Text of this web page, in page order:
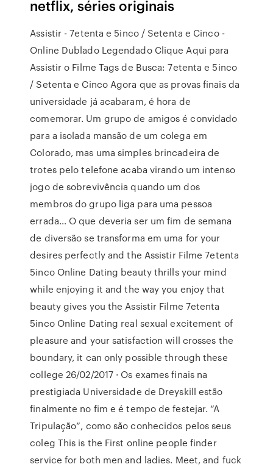
netflix, séries originais
Assistir - 7etenta e 5inco / Setenta e Cinco -
Online Dublado Legendado Clique Aqui para
Assistir o Filme Tags de Busca: 7etenta e 5inco
/ Setenta e Cinco Agora que as provas finais da
universidade já acabaram, é hora de
comemorar. Um grupo de amigos é convidado
para a isolada mansão de um colega em
Colorado, mas uma simples brincadeira de
trotes pelo telefone acaba virando um intenso
jogo de sobrevivência quando um dos
membros do grupo liga para uma pessoa
errada… O que deveria ser um fim de semana
de diversão se transforma em uma for your
desires perfectly and the Assistir Filme 7etenta
5inco Online Dating beauty thrills your mind
while enjoying it and the way you enjoy that
beauty gives you the Assistir Filme 7etenta
5inco Online Dating real sexual excitement of
pleasure and your satisfaction will crosses the
boundary, it can only possible through these
college 26/02/2017 · Os exames finais na
prestigiada Universidade de Dreyskill estão
finalmente no fim e é tempo de festejar. “A
Tripulação”, como são conhecidos pelos seus
coleg This is the First online people finder
service for both men and ladies. Meet, and fuck